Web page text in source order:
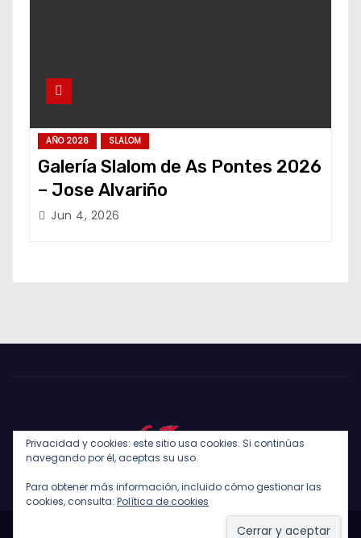
AÑO 2026 SLALOM
Galería Slalom de As Pontes 2026
– Jose Alvariño
Jun 4, 2026
Privacidad y cookies: este sitio usa cookies. Si continúas
navegando por él, aceptas su uso.
Para obtener más información, incluido cómo gestionar las
cookies, consulta: Política de cookies